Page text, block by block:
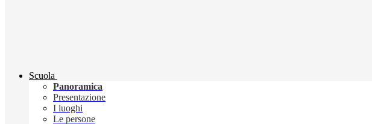
Scuola
Panoramica
Presentazione
I luoghi
Le persone